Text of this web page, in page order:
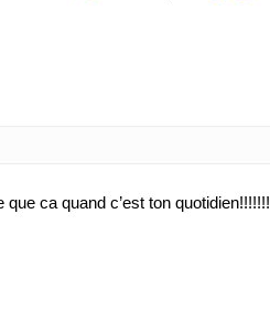
que ca quand c’est ton quotidien!!!!!!!